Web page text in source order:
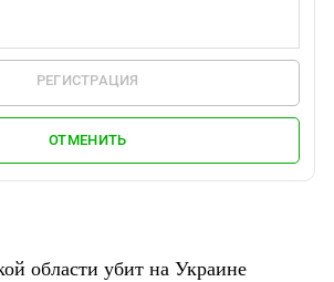
РЕГИСТРАЦИЯ
ОТМЕНИТЬ
области убит на Украине